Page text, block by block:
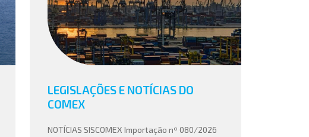
LEGISLAÇÕES E NOTÍCIAS DO
COMEX
NOTÍCIAS SISCOMEX Importação nº 080/2026